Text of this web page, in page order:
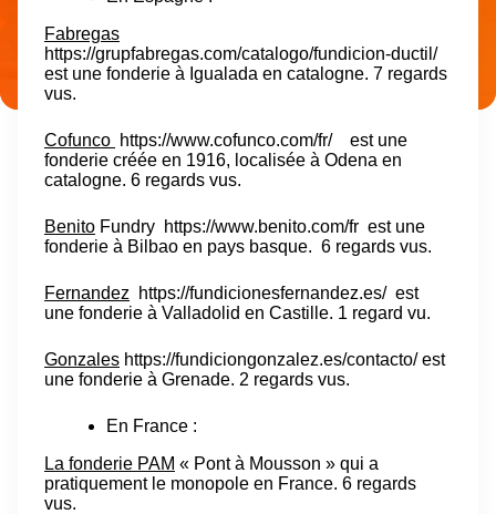
Fabregas
https://grupfabregas.com/catalogo/fundicion-ductil/
est une fonderie à Igualada en catalogne. 7 regards
vus.
Cofunco https://www.cofunco.com/fr/est une
fonderie créée en 1916, localisée à Odena en
catalogne. 6 regards vus.
Benito Fundry https://www.benito.com/fr est une
fonderie à Bilbao en pays basque. 6 regards vus.
Fernandez https://fundicionesfernandez.es/est
une fonderie à Valladolid en Castille. 1 regard vu.
Gonzales https://fundiciongonzalez.es/contacto/est
une fonderie à Grenade. 2 regards vus.
En France :
La fonderie PAM « Pont à Mousson » qui a
pratiquement le monopole en France. 6 regards
vus.